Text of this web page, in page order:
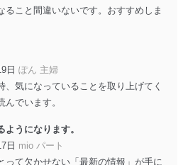
に伴う漏洩等の防止
トシステムの継続的改善
ネジメントレビューの機会を通
を維持します。
ること間違いないです。おすすめしま
日 ぽん 主婦
気になっていることを取り上げてく
でいます。
うになります。
日 mio パート
って欠かせない「最新の情報」が手に